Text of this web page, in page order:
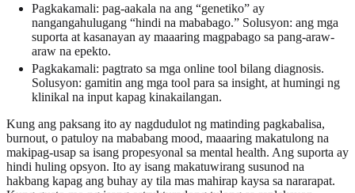
Pagkakamali: pag-aakala na ang “genetiko” ay
nangangahulugang “hindi na mababago.” Solusyon: ang mga
suporta at kasanayan ay maaaring magpabago sa pang-araw-
araw na epekto.
Pagkakamali: pagtrato sa mga online tool bilang diagnosis.
Solusyon: gamitin ang mga tool para sa insight, at humingi ng
klinikal na input kapag kinakailangan.
Kung ang paksang ito ay nagdudulot ng matinding pagkabalisa,
burnout, o patuloy na mababang mood, maaaring makatulong na
makipag-usap sa isang propesyonal sa mental health. Ang suporta ay
hindi huling opsyon. Ito ay isang makatuwirang susunod na
hakbang kapag ang buhay ay tila mas mahirap kaysa sa nararapat.